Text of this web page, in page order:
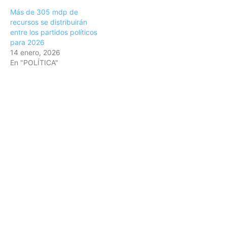
Más de 305 mdp de
recursos se distribuirán
entre los partidos políticos
para 2026
14 enero, 2026
En "POLÍTICA"